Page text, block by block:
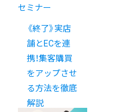
セミナー
《終了》実店
舗とECを連
携！集客購買
をアップさせ
る方法を徹底
解説